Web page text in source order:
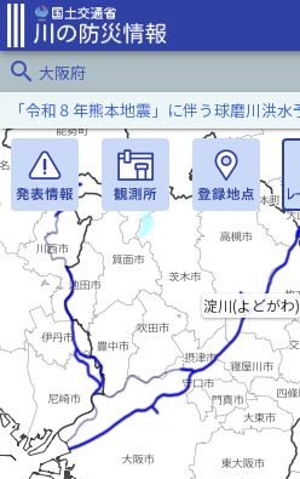
search 大阪府
淀川(よどがわ)